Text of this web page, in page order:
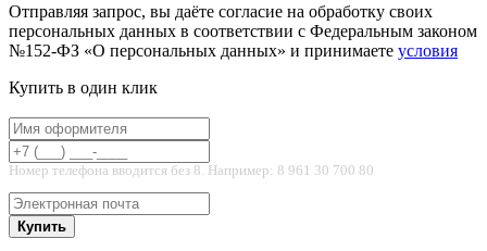
Отправляя запрос, вы даёте согласие на обработку своих
персональных данных в соответствии с Федеральным законом
№152-ФЗ «О персональных данных» и принимаете условия
Купить в один клик
Номер телефона вводится без 8. Например: 8 961 30 700 80
Купить